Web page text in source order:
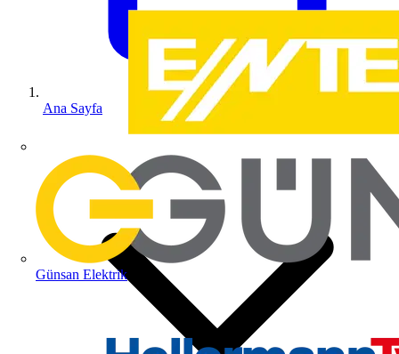
Günsan Elektrik
Ana Sayfa